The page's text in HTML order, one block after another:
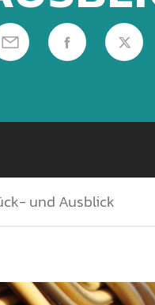
und Ausblick